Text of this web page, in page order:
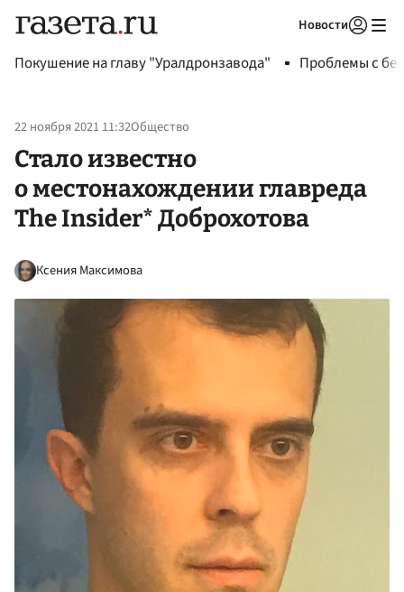
Новости
Покушение на главу "Уралдронзавода" Проблемы с
22 ноября 2021 11:32Общество
Стало известно
о местонахождении главреда
The Insider* Доброхотова
Ксения Максимова